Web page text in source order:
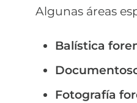
Algunas áreas
Balística
Fotografía